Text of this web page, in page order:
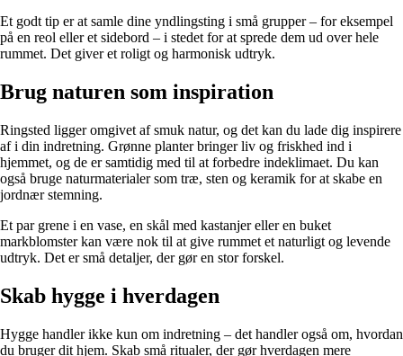
Et godt tip er at samle dine yndlingsting i små grupper – for eksempel
på en reol eller et sidebord – i stedet for at sprede dem ud over hele
rummet. Det giver et roligt og harmonisk udtryk.
Brug naturen som inspiration
Ringsted ligger omgivet af smuk natur, og det kan du lade dig inspirere
af i din indretning. Grønne planter bringer liv og friskhed ind i
hjemmet, og de er samtidig med til at forbedre indeklimaet. Du kan
også bruge naturmaterialer som træ, sten og keramik for at skabe en
jordnær stemning.
Et par grene i en vase, en skål med kastanjer eller en buket
markblomster kan være nok til at give rummet et naturligt og levende
udtryk. Det er små detaljer, der gør en stor forskel.
Skab hygge i hverdagen
Hygge handler ikke kun om indretning – det handler også om, hvordan
du bruger dit hjem. Skab små ritualer, der gør hverdagen mere